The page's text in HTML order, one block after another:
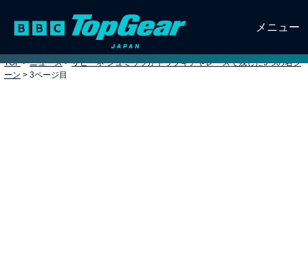
メニュー
TOP > ニュース > サビーネ シュミッツがトップギアやレースで残した9つの名シ
ーン > 3ページ目